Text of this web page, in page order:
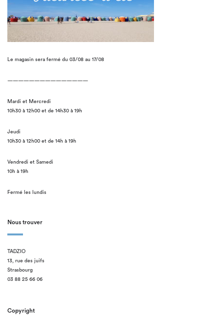
Le magasin sera fermé du 03/08 au 17/08
———————————————
Mardi et Mercredi
10h30 à 12h00 et de 14h30 à 19h
Jeudi
10h30 à 12h00 et de 14h à 19h
Vendredi et Samedi
10h à 19h
Fermé les lundis
Nous trouver
TADZIO
13, rue des juifs
Strasbourg
03 88 25 66 06
Copyright